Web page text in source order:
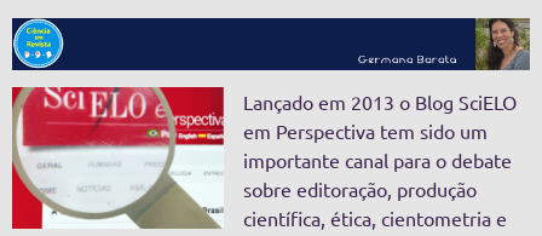
Lançado em 2013 o Blog SciELO
em Perspectiva tem sido um
importante canal para o debate
sobre editoração, produção
científica, ética, cientometria e